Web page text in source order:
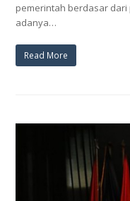
pemerintah berdasar
adanya…
Read More